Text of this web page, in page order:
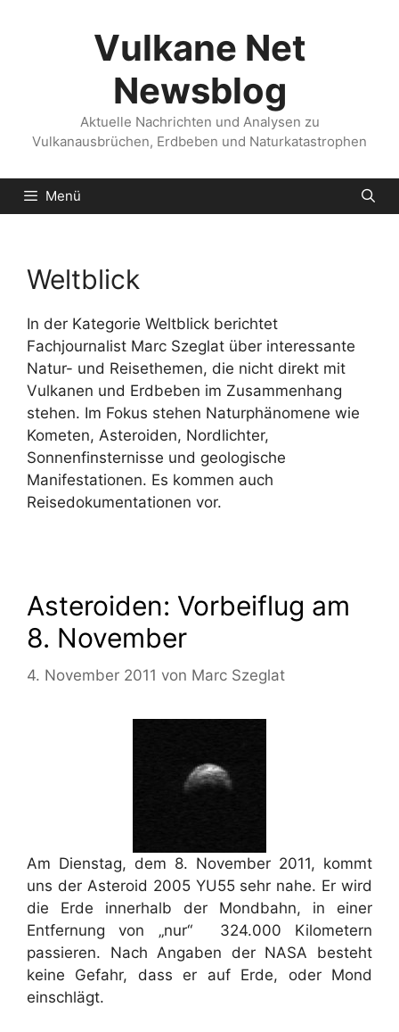
Vulkane Net
Newsblog
Aktuelle Nachrichten und Analysen zu
Vulkanausbrüchen, Erdbeben und Naturkatastrophen
Menü
Weltblick
In der Kategorie Weltblick berichtet
Fachjournalist Marc Szeglat über interessante
Natur- und Reisethemen, die nicht direkt mit
Vulkanen und Erdbeben im Zusammenhang
stehen. Im Fokus stehen Naturphänomene wie
Kometen, Asteroiden, Nordlichter,
Sonnenfinsternisse und geologische
Manifestationen. Es kommen auch
Reisedokumentationen vor.
Asteroiden: Vorbeiflug am
8. November
4. November 2011 von Marc Szeglat
Am Dienstag, dem 8. November 2011, kommt
uns der Asteroid 2005 YU55 sehr nahe. Er wird
die Erde innerhalb der Mondbahn, in einer
Entfernung von „nur“ 324.000 Kilometern
passieren. Nach Angaben der NASA besteht
keine Gefahr, dass er auf Erde, oder Mond
einschlägt.